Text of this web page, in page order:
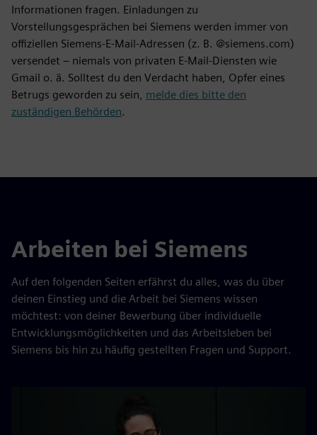
Informationen fragen. Einladungen zu
Vorstellungsgesprächen bei Siemens werden immer von
offiziellen Siemens-E-Mail-Adressen (z. B. @siemens.com)
versendet – niemals von privaten E-Mail-Diensten wie
Gmail o. ä. Solltest du den Verdacht haben, Opfer eines
Betrugs geworden zu sein, melde dies bitte den
zuständigen Behörden.
Arbeiten bei Siemens
Auf den folgenden Seiten erfährst du alles, was du über
deinen Einstieg und die Arbeit bei Siemens wissen
möchtest: von deiner Bewerbung über individuelle
Entwicklungsmöglichkeiten und das Arbeitsleben bei
Siemens bis hin zu häufig gestellten Fragen und Support.